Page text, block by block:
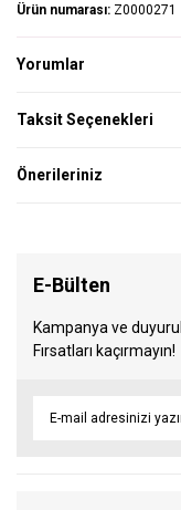
Ürün numarası: Z0000271
Yorumlar
Taksit Seçenekleri
Önerileriniz
E-Bülten
Kampanya ve
Fırsatları kaçırmayın!